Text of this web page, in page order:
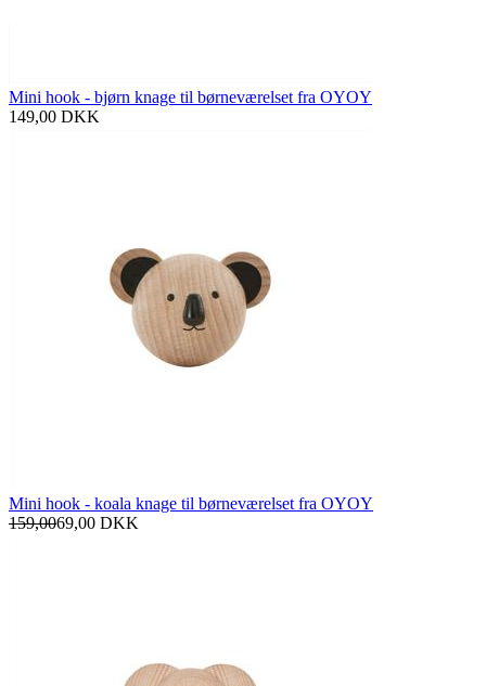
Mini hook - bjørn knage til børneværelset fra OYOY
149,00 DKK
Mini hook - koala knage til børneværelset fra OYOY
159,0069,00 DKK